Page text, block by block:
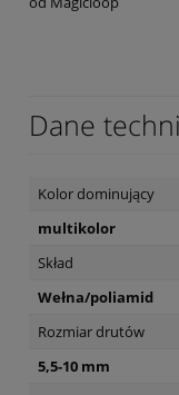
Dane
Kolor dominujący
multikolor
Skład
Wełna/poliamid
Rozmiar drutów
5,5-10 mm